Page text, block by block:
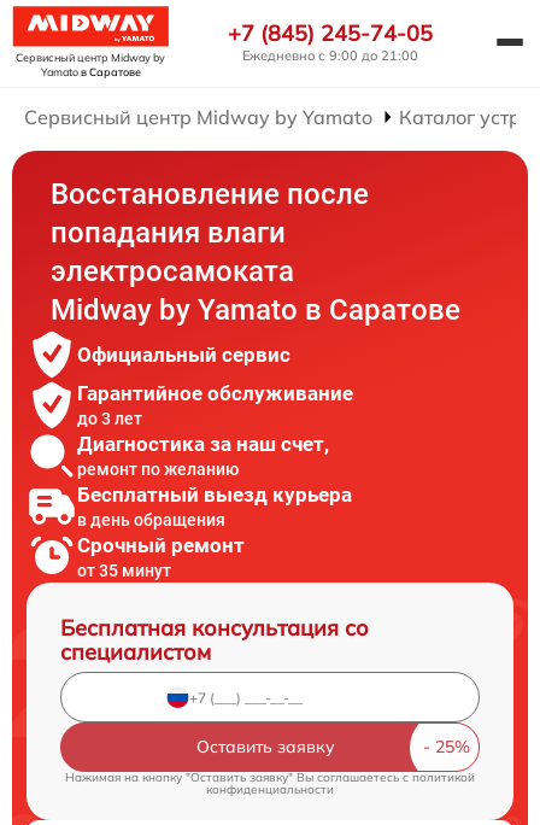
Сервисный центр Midway by
Yamatoв Саратове
+7 (845) 245-74-05
Ежедневно с 9:00 до 21:00
Сервисный центр Midway by Yamato Каталог
Восстановление после
попадания влаги
электросамоката
Midway by Yamato в Саратове
Официальный сервис
Гарантийное обслуживание
до 3 лет
Диагностика за наш счет,
ремонт по желанию
Бесплатный выезд курьера
в день обращения
Срочный ремонт
от 35 минут
Бесплатная консультация со
специалистом
Оставить заявку
Нажимая на кнопку "Оставить заявку" Вы соглашаетесь c политикой
конфиденциальности